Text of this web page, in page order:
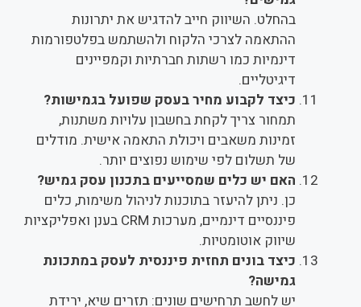
בהחלט. השיווק חייב להדגיש את יתרונות
ההתאמה לצרכי הלקוח ולהשתמש בפלטפורמות
דינמיות כמו רשתות חברתיות וקמפיינים
דיגיטליים.
כיצד לקבוע מחיר בעסק שפועל בגמישות?
תמחור צריך לקחת בחשבון עלויות משתנות,
זמינות משאבים ויכולת התאמה אישית. מודלים
של תשלום לפי שימוש נפוצים יותר.
האם יש כלים שמסייעים בתכנון עסק גמיש?
כן. ניתן להיעזר בתוכנות לניהול משימות, כלים
פיננסיים דינמיים, מערכות CRM בענן ואפליקציות
שיווק אוטומטיות.
כיצד בונים תחזית פיננסית לעסק במתכונת
גמישה?
יש לחשב תרחישים שונים: תזרים שיא, ירידת